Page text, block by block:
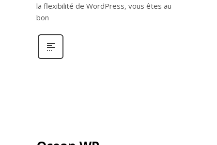
la flexibilité de WordPress, vous êtes au
bon